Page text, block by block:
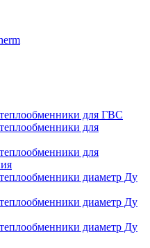
для ГВС
для
для
диаметр Ду
диаметр Ду
диаметр Ду